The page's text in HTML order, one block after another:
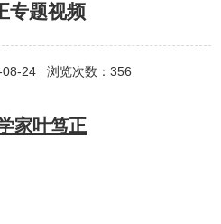
专题视频
24 浏览次数： 356
家叶笃正